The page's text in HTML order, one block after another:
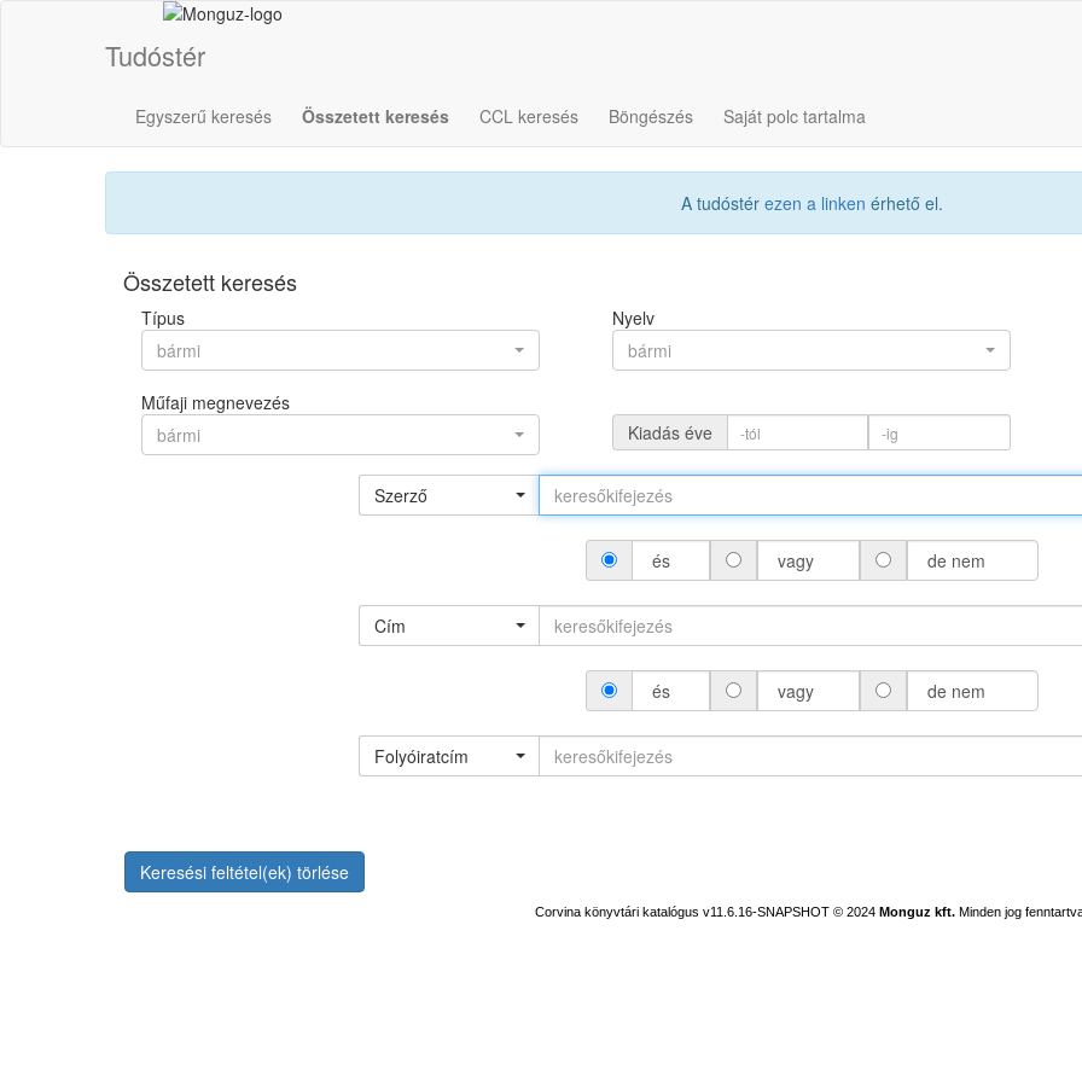
Tudóstér
Egyszerű keresés Összetett keresés CCL keresés Böngészés Saját polc tartalma
A tudóstér ezen a linken érhető el.
Összetett keresés
Típus
bármi
Nyelv
bármi
Műfaji megnevezés
bármi
Kiadás éve
Szerző
és vagy de nem
Cím
és vagy de nem
Folyóiratcím
Keresési feltétel(ek) törlése
Corvina könyvtári katalógus v11.6.16-SNAPSHOT © 2024 Monguz kft. Minden jog